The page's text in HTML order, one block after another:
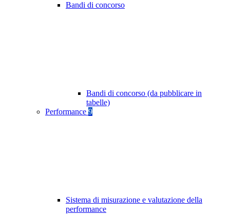
Bandi di concorso
Bandi di concorso (da pubblicare in
tabelle)
Performance 9
Sistema di misurazione e valutazione della
performance